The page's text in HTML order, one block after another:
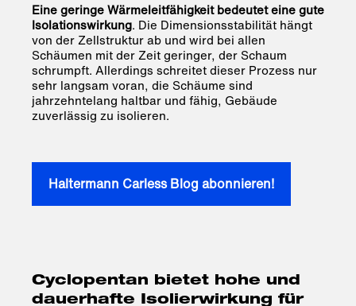
Eine geringe Wärmeleitfähigkeit bedeutet eine gute
Isolationswirkung. Die Dimensionsstabilität hängt
von der Zellstruktur ab und wird bei allen
Schäumen mit der Zeit geringer, der Schaum
schrumpft. Allerdings schreitet dieser Prozess nur
sehr langsam voran, die Schäume sind
jahrzehntelang haltbar und fähig, Gebäude
zuverlässig zu isolieren.
Haltermann Carless Blog abonnieren!
Cyclopentan bietet hohe und
dauerhafte Isolierwirkung für